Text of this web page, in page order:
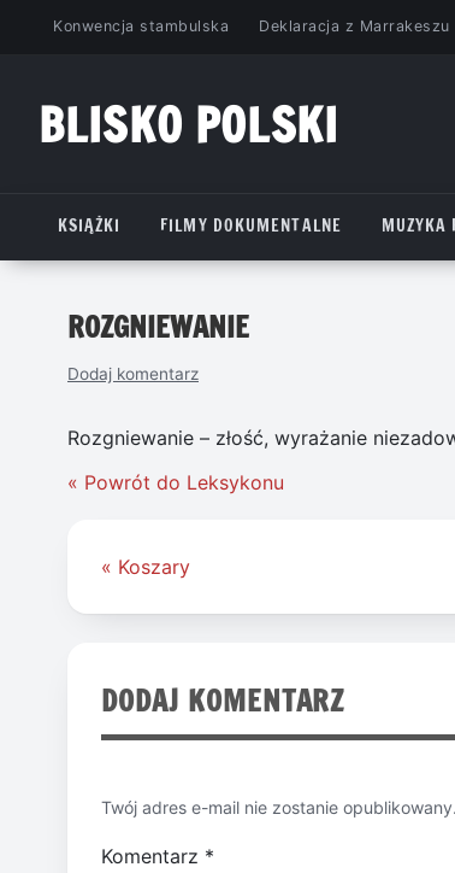
PrzejdźKonwencja stambulska Deklaracja z Marrakeszu
BLISKO POLSKI
KSIĄŻKI
FILMY DOKUMENTALNE MUZYKA
ROZGNIEWANIE
Dodaj komentarz
Rozgniewanie – złość, wyrażanie
« Powrót do Leksykonu
Nawigacja
« Koszary
DODAJ KOMENTARZ
Twój adres e-mail nie zostanie opublikowany.
Komentarz *